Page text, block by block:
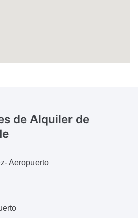
de Alquiler de
Aeropuerto